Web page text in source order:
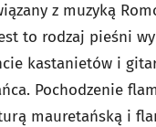
z muzyką
to rodzaj pieśni
kastanietów i
Pochodzenie
mauretańską i